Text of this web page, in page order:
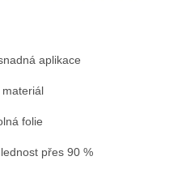
aplikace
folie
přes 90 %